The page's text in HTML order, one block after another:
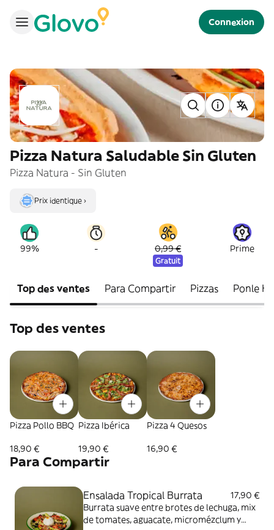
Connexion
Pizza Natura Saludable Sin Gluten
Pizza Natura - Sin Gluten
Prix identique ›
99% - 0,99 €
Gratuit
Prime
Top des ventes Para Compartir Pizzas Ponle
Top des ventes
Pizza Pollo BBQ
18,90 €
Pizza Ibérica
19,90 €
Pizza 4 Quesos
16,90 €
Para Compartir
Ensalada Tropical Burrata
17,90 €
Burrata suave entre brotes de lechuga, mix
de tomates, aguacate, micromézclum y